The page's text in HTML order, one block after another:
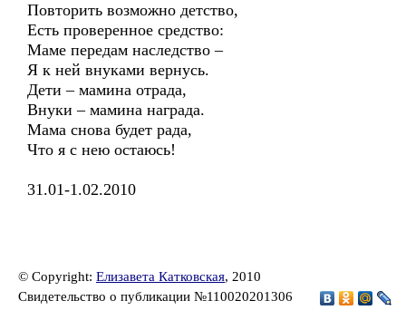
Повторить возможно детство,
Есть проверенное средство:
Маме передам наследство –
Я к ней внуками вернусь.
Дети – мамина отрада,
Внуки – мамина награда.
Мама снова будет рада,
Что я с нею остаюсь!
31.01-1.02.2010
© Copyright: Елизавета Катковская, 2010
Свидетельство о публикации №110020201306